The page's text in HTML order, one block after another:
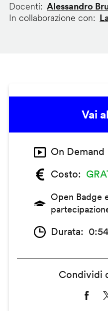
Docenti
Alessandro
In collaborazione con
Vai
On Demand
Costo
Open Badge
Durata
Condividi